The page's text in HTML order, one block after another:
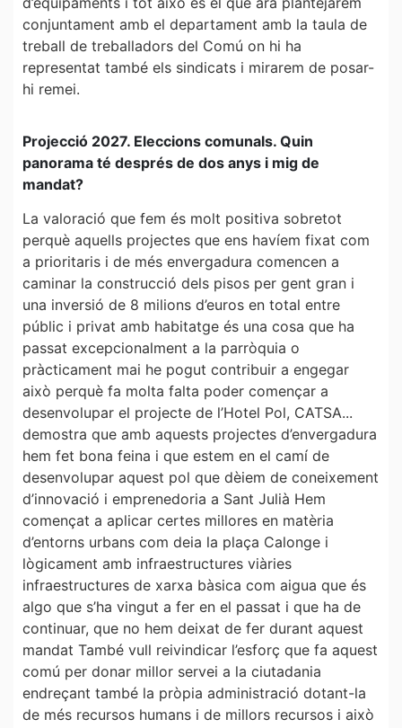
conjuntament amb el departament amb la taula de
treball de treballadors del Comú on hi ha
representat també els sindicats i mirarem de posar-
hi remei.
Projecció 2027. Eleccions comunals. Quin
panorama té després de dos anys i mig de
mandat?
La valoració que fem és molt positiva sobretot
perquè aquells projectes que ens havíem fixat com
a prioritaris i de més envergadura comencen a
caminar la construcció dels pisos per gent gran i
una inversió de 8 milions d’euros en total entre
públic i privat amb habitatge és una cosa que ha
passat excepcionalment a la parròquia o
pràcticament mai he pogut contribuir a engegar
això perquè fa molta falta poder començar a
desenvolupar el projecte de l’Hotel Pol, CATSA...
demostra que amb aquests projectes d’envergadura
hem fet bona feina i que estem en el camí de
desenvolupar aquest pol que dèiem de coneixement
d’innovació i emprenedoria a Sant Julià Hem
començat a aplicar certes millores en matèria
d’entorns urbans com deia la plaça Calonge i
lògicament amb infraestructures viàries
infraestructures de xarxa bàsica com aigua que és
algo que s’ha vingut a fer en el passat i que ha de
continuar, que no hem deixat de fer durant aquest
mandat També vull reivindicar l’esforç que fa aquest
comú per donar millor servei a la ciutadania
endreçant també la pròpia administració dotant-la
de més recursos humans i de millors recursos i això